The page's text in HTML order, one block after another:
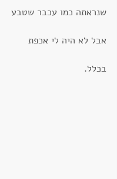
שנראתה כמו עכבר שטבע
אבל לא היה לי אכפת
בכלל.